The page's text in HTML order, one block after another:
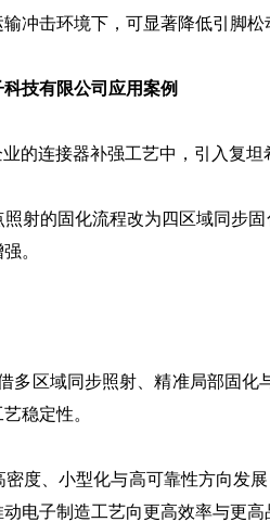
击环境下，可显著降低引脚松
技有限公司应用案例
连接器补强工艺中，引入复坦
的固化流程改为四区域同步固
。
域同步照射、精准局部固化
稳定性。
、小型化与高可靠性方向发展
电子制造工艺向更高效率与更高